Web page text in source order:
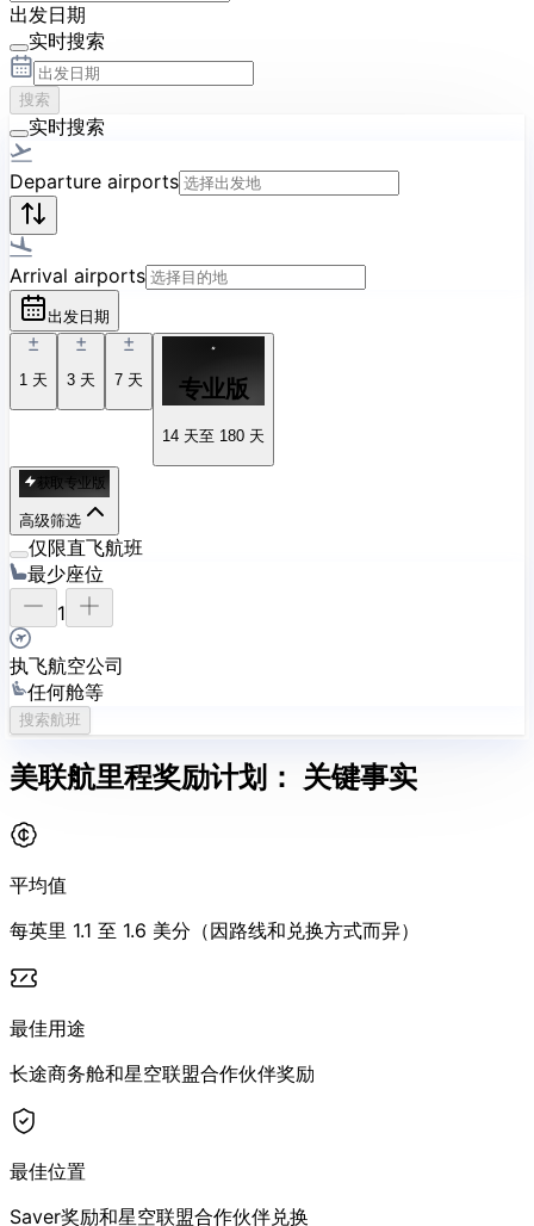
出发日期
实时搜索
搜索
实时搜索
Departure airports
Arrival airports
出发日期
1 天 3 天 7 天 专业版
14 天至 180 天
获取专业版
高级筛选
仅限直飞航班
最少座位
1
执飞航空公司
任何舱等
搜索航班
美联航里程奖励计划： 关键事实
平均值
每英里 1.1 至 1.6 美分（因路线和兑换方式而异）
最佳用途
长途商务舱和星空联盟合作伙伴奖励
最佳位置
Saver奖励和星空联盟合作伙伴兑换